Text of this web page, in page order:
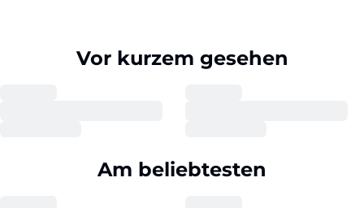
Vor kurzem gesehen
Am beliebtesten